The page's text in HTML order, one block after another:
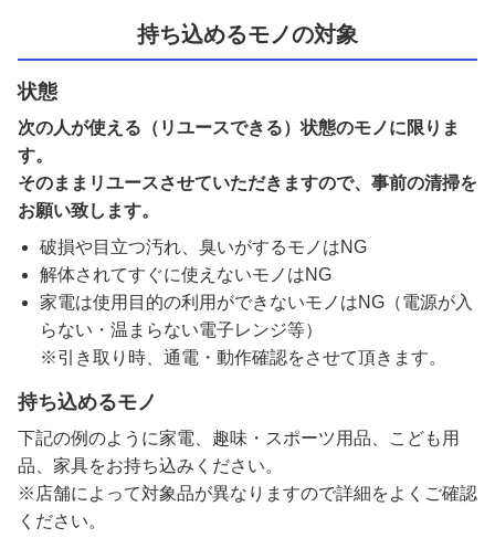
持ち込めるモノの対象
状態
次の人が使える（リユースできる）状態のモノに限りま
す。
そのままリユースさせていただきますので、事前の清掃を
お願い致します。
破損や目立つ汚れ、臭いがするモノはNG
解体されてすぐに使えないモノはNG
家電は使用目的の利用ができないモノはNG（電源が入
らない・温まらない電子レンジ等）
※引き取り時、通電・動作確認をさせて頂きます。
持ち込めるモノ
下記の例のように家電、趣味・スポーツ用品、こども用
品、家具をお持ち込みください。
※店舗によって対象品が異なりますので詳細をよくご確認
ください。